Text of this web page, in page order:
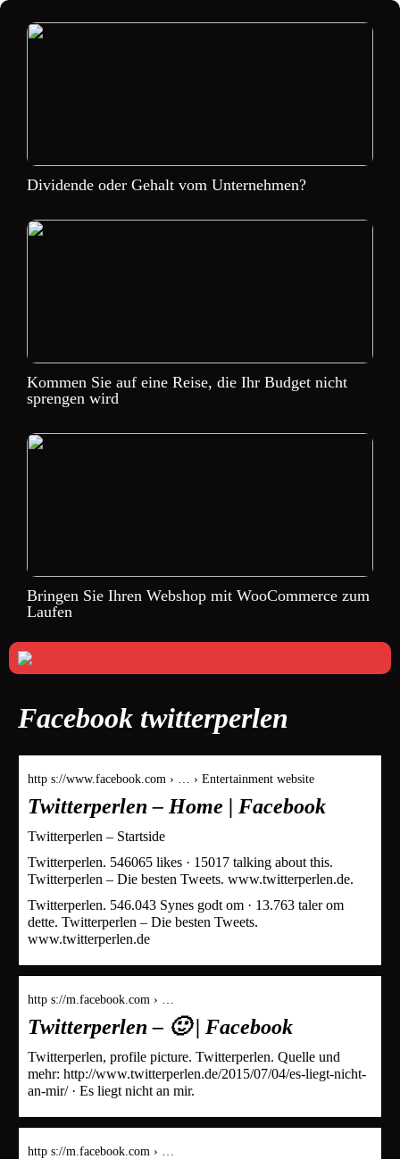
Dividende oder Gehalt vom Unternehmen?
Kommen Sie auf eine Reise, die Ihr Budget nicht
sprengen wird
Bringen Sie Ihren Webshop mit WooCommerce zum
Laufen
Facebook twitterperlen
http s://www.facebook.com › … › Entertainment website
Twitterperlen – Home | Facebook
Twitterperlen – Startside
Twitterperlen. 546065 likes · 15017 talking about this.
Twitterperlen – Die besten Tweets. www.twitterperlen.de.
Twitterperlen. 546.043 Synes godt om · 13.763 taler om
dette. Twitterperlen – Die besten Tweets.
www.twitterperlen.de
http s://m.facebook.com › …
Twitterperlen – 🙂 | Facebook
Twitterperlen, profile picture. Twitterperlen. Quelle und
mehr: http://www.twitterperlen.de/2015/07/04/es-liegt-nicht-
an-mir/ · Es liegt nicht an mir.
http s://m.facebook.com › …